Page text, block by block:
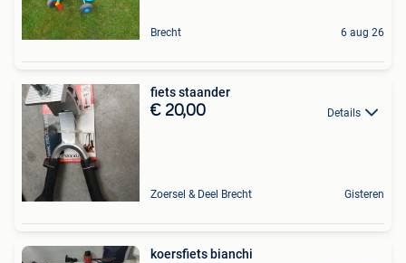
Brecht 6 aug 26
fiets staander
€ 20,00 Details
Zoersel & Deel Brecht Gisteren
koersfiets bianchi